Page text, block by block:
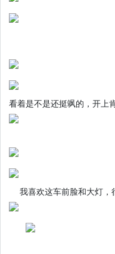
看着是不是还挺飒的，开上
我喜欢这车前脸和大灯，